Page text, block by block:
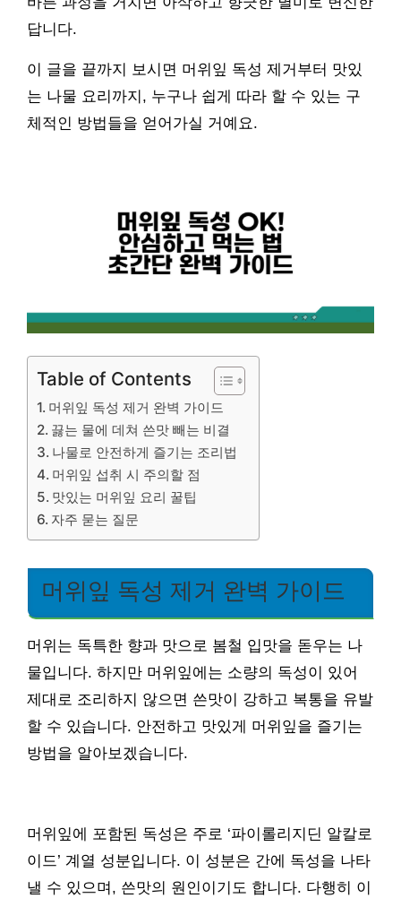
답니다.
이 글을 끝까지 보시면 머위잎 독성 제거부터 맛있
는 나물 요리까지, 누구나 쉽게 따라 할 수 있는 구
체적인 방법들을 얻어가실 거예요.
Table of Contents
머위잎 독성 제거 완벽 가이드
끓는 물에 데쳐 쓴맛 빼는 비결
나물로 안전하게 즐기는 조리법
머위잎 섭취 시 주의할 점
맛있는 머위잎 요리 꿀팁
자주 묻는 질문
머위잎 독성 제거 완벽 가이드
머위는 독특한 향과 맛으로 봄철 입맛을 돋우는 나
물입니다. 하지만 머위잎에는 소량의 독성이 있어
제대로 조리하지 않으면 쓴맛이 강하고 복통을 유발
할 수 있습니다. 안전하고 맛있게 머위잎을 즐기는
방법을 알아보겠습니다.
머위잎에 포함된 독성은 주로 ‘파이롤리지딘 알칼로
이드’ 계열 성분입니다. 이 성분은 간에 독성을 나타
낼 수 있으며, 쓴맛의 원인이기도 합니다. 다행히 이